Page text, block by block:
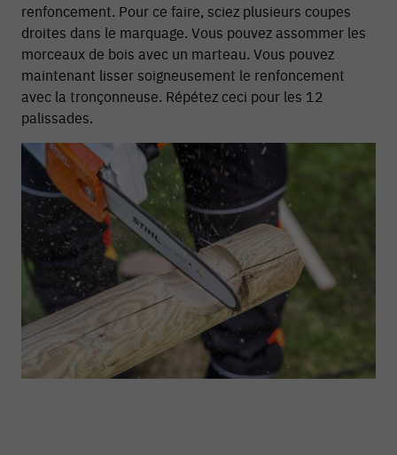
renfoncement. Pour ce faire, sciez plusieurs coupes
droites dans le marquage. Vous pouvez assommer les
morceaux de bois avec un marteau. Vous pouvez
maintenant lisser soigneusement le renfoncement
avec la tronçonneuse. Répétez ceci pour les 12
palissades.